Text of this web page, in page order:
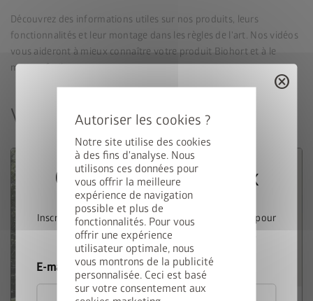
Notre site utilise des cookies
à des fins d'analyse. Nous
utilisons ces données pour
vous offrir la meilleure
expérience de navigation
possible et plus de
fonctionnalités. Pour vous
offrir une expérience
utilisateur optimale, nous
vous montrons de la publicité
personnalisée. Ceci est basé
sur votre consentement aux
Découvrez des informations utiles sur nos produits, leurs
fonctionnalités et leur montage dans les règles de l'art. Nos vidéos
vous aideront à mieux connaître votre produit Biohort et à le
monter facilement.
Vidéos sur les produits
cancel
Gagnez une StyleBox
Inscrivez-vous dès maintenant à notre newsletter pour
participer automatiquement au tirage au sort.
E-mail